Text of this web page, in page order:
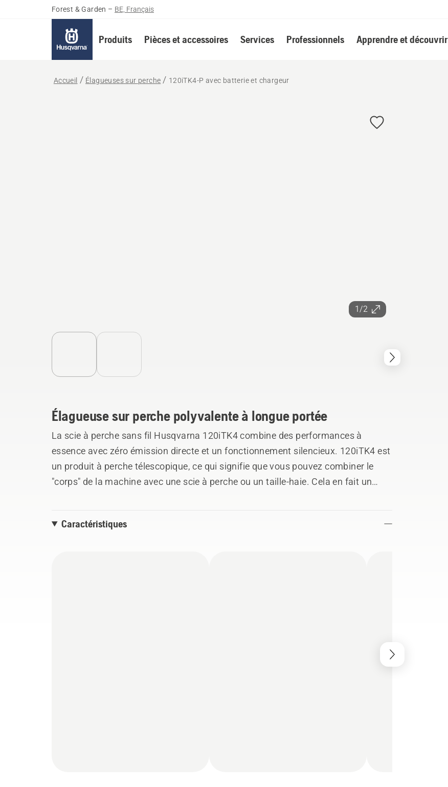
Forest & Garden – BE, Français
Produits Pièces et accessoires Services Professionnels Apprendre et découvrir
Accueil Élagueuses sur perche 120iTK4-P avec batterie et chargeur
1/2
Élagueuse sur perche polyvalente à longue portée
La scie à perche sans fil Husqvarna 120iTK4 combine des performances à
essence avec zéro émission directe et un fonctionnement silencieux. 120iTK4 est
un produit à perche télescopique, ce qui signifie que vous pouvez combiner le
"corps" de la machine avec une scie à perche ou un taille-haie. Cela en fait un
arbre fendu pour un transport facile. Comprend la batterie et le chargeur.
Caractéristiques